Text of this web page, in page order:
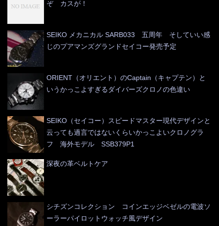
ぞ カスが！
SEIKO メカニカル SARB033 五周年 そしていい感
じのプアマンズグランドセイコー発売予定
ORIENT（オリエント）のCaptain（キャプテン）と
いうかっこよすぎるダイバーズクロノの色違い
SEIKO（セイコー）スピードマスター現代デザインと
云っても過言ではないくらいかっこよいクロノグラ
フ 海外モデル SSB379P1
深夜の革ベルトケア
シチズンコレクション コインエッジベゼルの電波ソ
ーラーパイロットウォッチ風デザイン